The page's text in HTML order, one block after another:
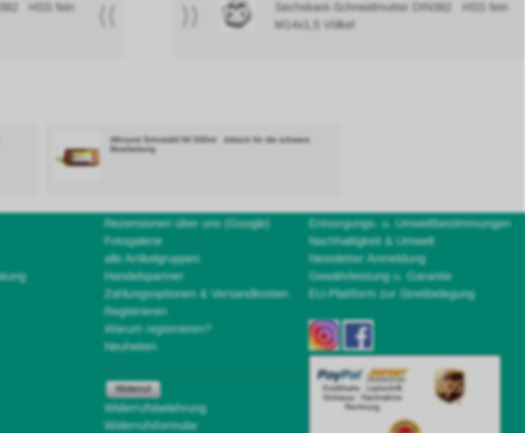
HSS fein
Sechskant-Schneidmutter DIN382 HSS fein
M14x1,5 Völkel
Allround Schneidöl 94 500ml Jokisch für die schwere
Bearbeitung
Rezensionen über uns (Google)
Fotogalerie
alle Artikelgruppen
Handelspartner
Zahlungsoptionen & Versandkosten
Registrieren
Warum registrieren?
Neuheiten
Widerruf
Widerrufsbelehrung
Widerrufsformular
Entsorgungs- u. Umweltbestimmungen
Nachhaltigkeit & Umwelt
Newsletter Anmeldung
Gewährleistung u. Garantie
EU-Plattform zur Streitbelegung